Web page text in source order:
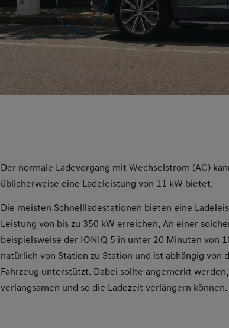
Der normale Ladevorgang mit Wechselstrom (AC)
üblicherweise eine Ladeleistung von 11 kW bietet.
Die meisten Schnellladestationen bieten eine
Leistung von bis zu 350 kW erreichen. An einer
beispielsweise der IONIQ 5 in unter 20 Minuten von
natürlich von Station zu Station und ist abhängig von
Fahrzeug unterstützt. Dabei sollte angemerkt
verlangsamen und so die Ladezeit verlängern können.